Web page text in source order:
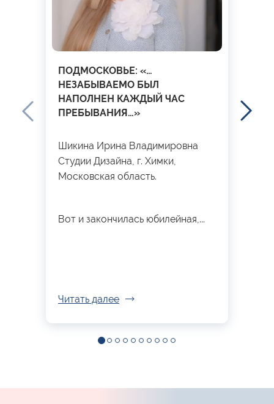
ПОДМОСКОВЬЕ: «…
НЕЗАБЫВАЕМО БЫЛ
НАПОЛНЕН КАЖДЫЙ ЧАС
ПРЕБЫВАНИЯ…»
Шикина Ирина Владимировна
Студии Дизайна, г. Химки,
Московская область.
Вот и закончилась юбилейная,...
Читать далее